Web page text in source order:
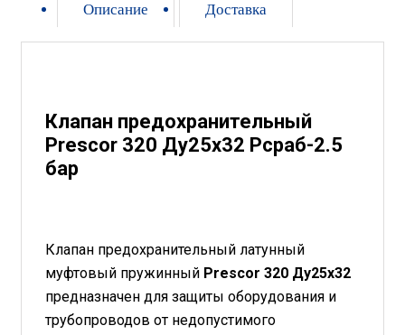
Описание Доставка
Клапан предохранительный
Prescor 320 Ду25х32 Рсраб-2.5
бар
Клапан предохранительный латунный
муфтовый пружинный Prescor 320 Ду25х32
предназначен для защиты оборудования и
трубопроводов от недопустимого